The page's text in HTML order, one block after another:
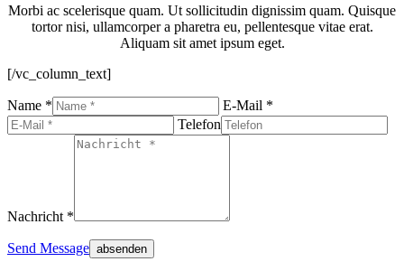
Morbi ac scelerisque quam. Ut sollicitudin dignissim quam. Quisque
tortor nisi, ullamcorper a pharetra eu, pellentesque vitae erat.
Aliquam sit amet ipsum eget.
[/vc_column_text]
Name *
E-Mail *
Telefon
Nachricht *
Send Message